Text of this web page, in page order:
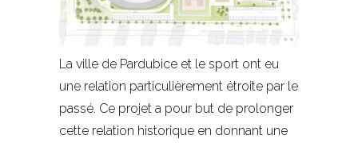
La ville de Pardubice et le sport ont eu
une relation particulièrement étroite par le
passé. Ce projet a pour but de prolonger
cette relation historique en donnant une